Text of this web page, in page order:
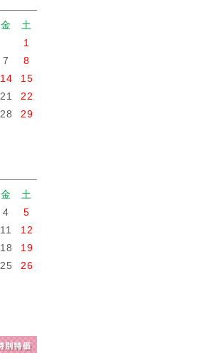
金
土
1
7
8
14
15
21
22
28
29
金
土
4
5
11
12
18
19
25
26